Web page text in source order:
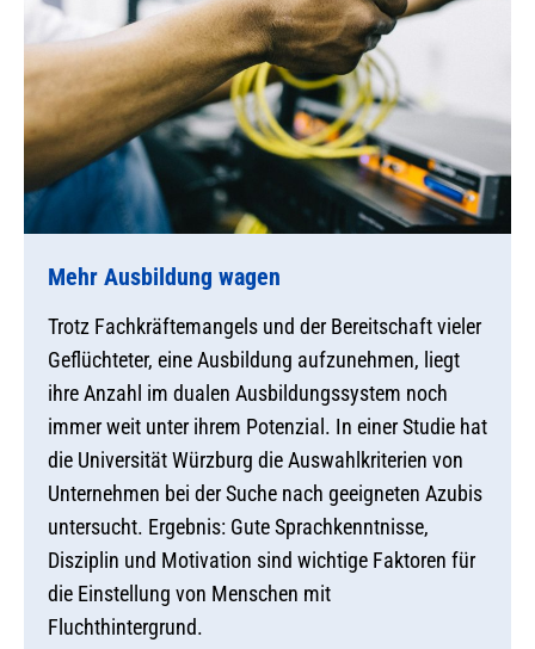
Mehr Ausbildung wagen
Trotz Fachkräftemangels und der Bereitschaft vieler
Geflüchteter, eine Ausbildung aufzunehmen, liegt
ihre Anzahl im dualen Ausbildungssystem noch
immer weit unter ihrem Potenzial. In einer Studie hat
die Universität Würzburg die Auswahlkriterien von
Unternehmen bei der Suche nach geeigneten Azubis
untersucht. Ergebnis: Gute Sprachkenntnisse,
Disziplin und Motivation sind wichtige Faktoren für
die Einstellung von Menschen mit
Fluchthintergrund.